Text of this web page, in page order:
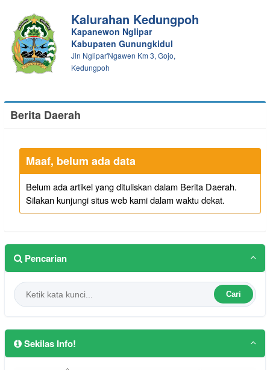
Kalurahan Kedungpoh
Kapanewon Nglipar
Kabupaten Gunungkidul
Jln Nglipar'Ngawen Km 3, Gojo,
Kedungpoh
Berita Daerah
Maaf, belum ada data
Belum ada artikel yang dituliskan dalam Berita Daerah.
Silakan kunjungi situs web kami dalam waktu dekat.
Pencarian
Cari
Sekilas Info!